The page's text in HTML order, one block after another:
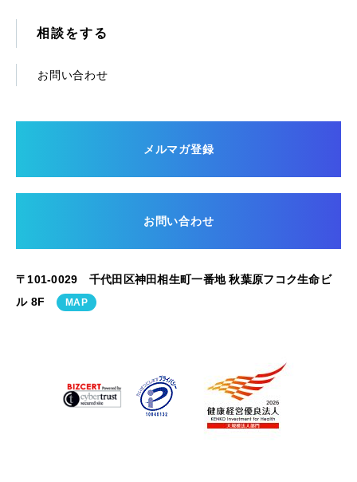
相談をする
お問い合わせ
メルマガ登録
お問い合わせ
〒101-0029 千代田区神田相生町一番地 秋葉原フコク生命ビ
ル 8F
MAP